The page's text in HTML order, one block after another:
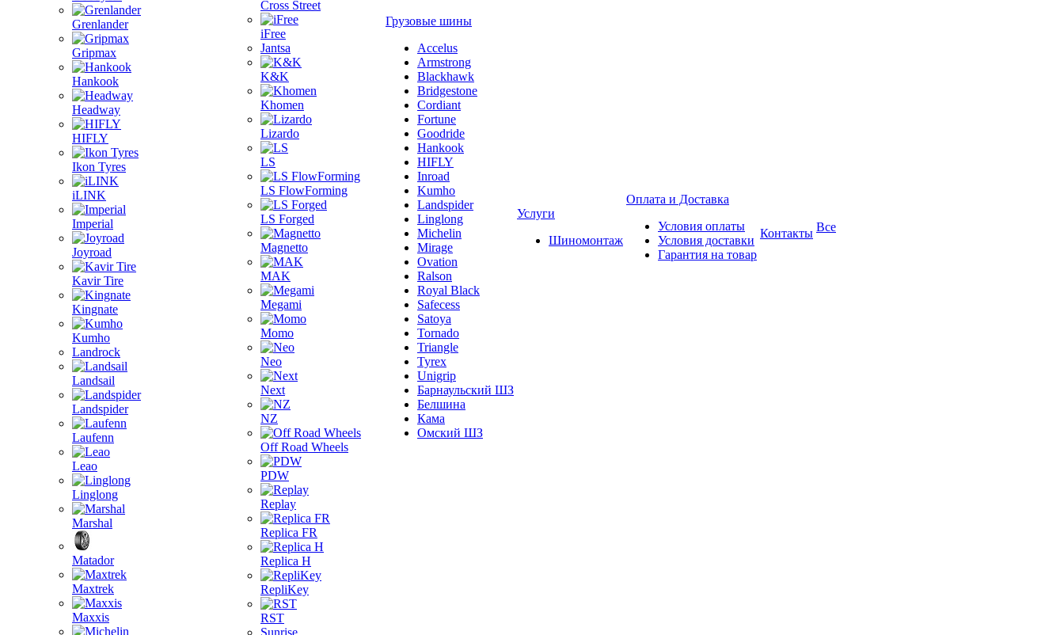
Grenlander
Gripmax
Hankook
Headway
HIFLY
Ikon Tyres
iLINK
Imperial
Joyroad
Kavir Tire
Kingnate
Kumho
Landrock
Landsail
Landspider
Laufenn
Leao
Linglong
Marshal
Matador
Maxtrek
Maxxis
Cross Street
iFree
Jantsa
K&K
Khomen
Lizardo
LS
LS FlowForming
LS Forged
Magnetto
MAK
Megami
Momo
Neo
Next
NZ
Off Road Wheels
PDW
Replay
Replica FR
Replica H
RepliKey
RST
Sunrise
Грузовые шины
Accelus
Armstrong
Blackhawk
Bridgestone
Cordiant
Fortune
Goodride
Hankook
HIFLY
Inroad
Kumho
Landspider
Linglong
Michelin
Mirage
Ovation
Ralson
Royal Black
Safecess
Satoya
Tornado
Triangle
Tyrex
Unigrip
Барнаульский ШЗ
Белшина
Кама
Омский ШЗ
Услуги
Шиномонтаж
Оплата и Доставка
Условия оплаты
Условия доставки
Гарантия на товар
Контакты Все